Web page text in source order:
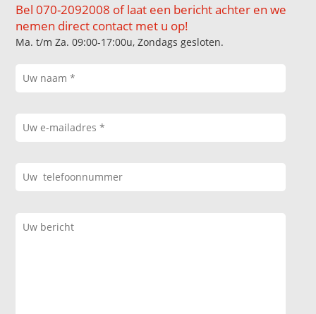
Bel 070-2092008 of laat een bericht achter en we
nemen direct contact met u op!
Ma. t/m Za. 09:00-17:00u, Zondags gesloten.